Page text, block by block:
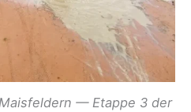
— Etappe 3 der